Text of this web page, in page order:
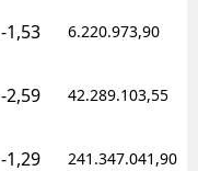
-1,53 6.220.973,90
-2,59 42.289.103,55
-1,29 241.347.041,90